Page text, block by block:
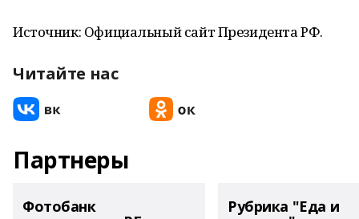
Источник: Официальный сайт Президента РФ.
Читайте нас
Партнеры
Фотобанк Рубрика "Еда и